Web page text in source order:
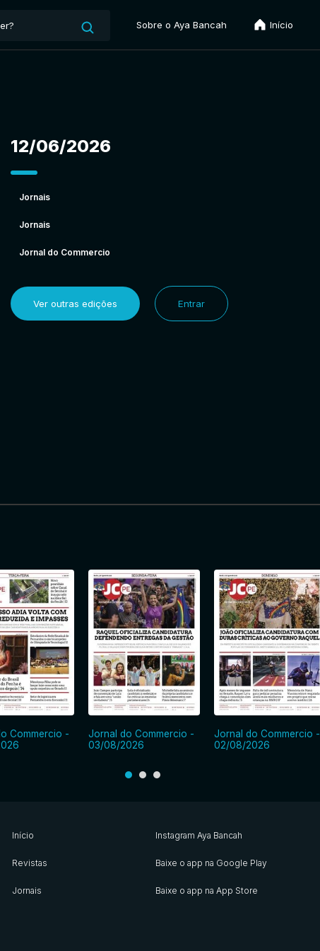
Sobre o Aya Bancah Início
12/06/2026
Jornais
Jornais
Jornal do Commercio
Ver outras edições Entrar
Commercio -
Jornal do Commercio -
03/08/2026
Jornal do Commercio -
02/08/2026
Início
Revistas
Jornais
Instagram Aya Bancah
Baixe o app na Google Play
Baixe o app na App Store